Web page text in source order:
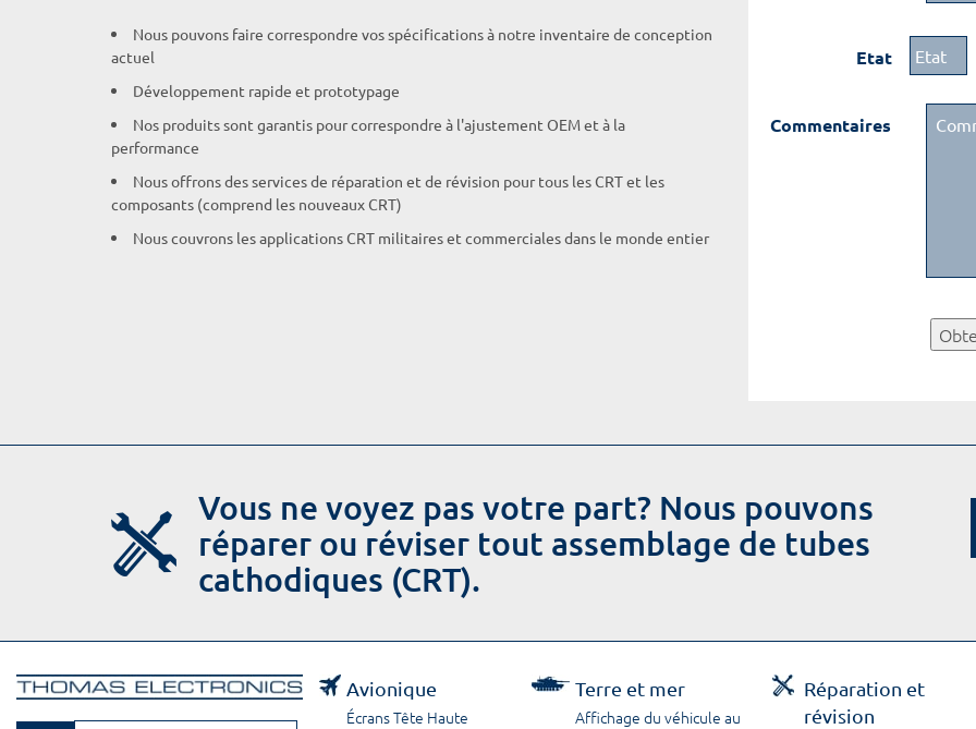
Nous pouvons faire correspondre vos spécifications à notre inventaire de conception
actuel
Développement rapide et prototypage
Nos produits sont garantis pour correspondre à l'ajustement OEM et à la
performance
Nous offrons des services de réparation et de révision pour tous les CRT et les
composants (comprend les nouveaux CRT)
Nous couvrons les applications CRT militaires et commerciales dans le monde entier
Etat
Commentaires
Vous ne voyez pas votre part? Nous pouvons
réparer ou réviser tout assemblage de tubes
cathodiques (CRT).
Avionique
Écrans Tête Haute
Terre et mer
Affichage du véhicule au
Réparation et
révision